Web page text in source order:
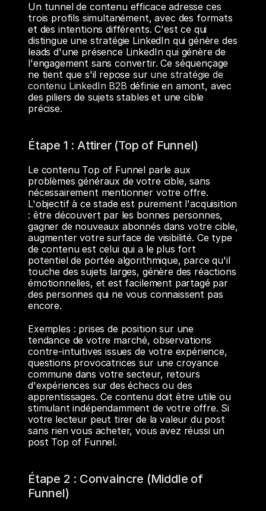
Un tunnel de contenu efficace adresse ces
trois profils simultanément, avec des formats
et des intentions différents. C'est ce qui
distingue une stratégie LinkedIn qui génère des
leads d'une présence LinkedIn qui génère de
l'engagement sans convertir. Ce séquençage
ne tient que s'il repose sur une stratégie de
contenu LinkedIn B2B définie en amont, avec
des piliers de sujets stables et une cible
précise.
Étape 1 : Attirer (Top of Funnel)
Le contenu Top of Funnel parle aux
problèmes généraux de votre cible, sans
nécessairement mentionner votre offre.
L'objectif à ce stade est purement l'acquisition
: être découvert par les bonnes personnes,
gagner de nouveaux abonnés dans votre cible,
augmenter votre surface de visibilité. Ce type
de contenu est celui qui a le plus fort
potentiel de portée algorithmique, parce qu'il
touche des sujets larges, génère des réactions
émotionnelles, et est facilement partagé par
des personnes qui ne vous connaissent pas
encore.
Exemples : prises de position sur une
tendance de votre marché, observations
contre-intuitives issues de votre expérience,
questions provocatrices sur une croyance
commune dans votre secteur, retours
d'expériences sur des échecs ou des
apprentissages. Ce contenu doit être utile ou
stimulant indépendamment de votre offre. Si
votre lecteur peut tirer de la valeur du post
sans rien vous acheter, vous avez réussi un
post Top of Funnel.
Étape 2 : Convaincre (Middle of
Funnel)